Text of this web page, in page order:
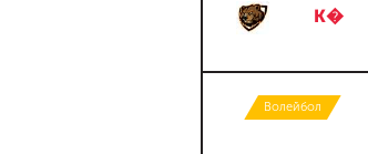
К�
Волейбол